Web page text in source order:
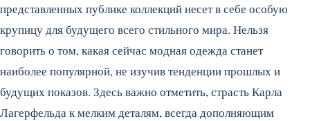
представленных публике коллекций несет в себе особую
крупицу для будущего всего стильного мира. Нельзя
говорить о том, какая сейчас модная одежда станет
наиболее популярной, не изучив тенденции прошлых и
будущих показов. Здесь важно отметить, страсть Карла
Лагерфельда к мелким деталям, всегда дополняющим